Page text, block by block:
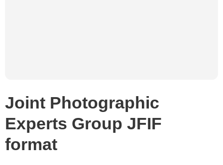
Joint Photographic
Experts Group JFIF
format